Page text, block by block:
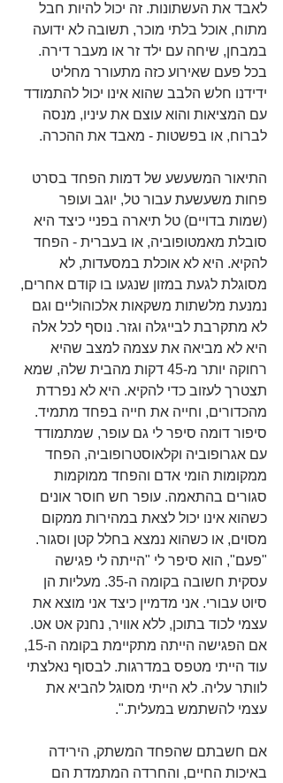
לאבד את העשתונות. זה יכול להיות חבל
מתוח, אוכל בלתי מוכר, תשובה לא ידועה
במבחן, שיחה עם ילד זר או מעבר דירה.
בכל פעם שאירוע כזה מתעורר מחליט
ידידנו חלש הלבב שהוא אינו יכול להתמודד
עם המציאות והוא עוצם את עיניו, מנסה
לברוח, או בפשטות - מאבד את ההכרה.
התיאור המשעשע של דמות הפחד בסרט
פחות משעשעת עבור טל, יוגב ועופר
(שמות בדויים) טל תיארה בפניי כיצד היא
סובלת מאמטופוביה, או בעברית - הפחד
להקיא. היא לא אוכלת במסעדות, לא
מסוגלת לגעת במזון שנגעו בו קודם אחרים,
נמנעת מלשתות משקאות אלכוהוליים וגם
לא מתקרבת לבייגלה וגזר. נוסף לכל אלה
היא לא מביאה את עצמה למצב שהיא
רחוקה יותר מ-45 דקות מהבית שלה, שמא
תצטרך לעזוב כדי להקיא. היא לא נפרדת
מהכדורים, וחייה את חייה בפחד מתמיד.
סיפור דומה סיפר לי גם עופר, שמתמודד
עם אגרופוביה וקלאוסטרופוביה, הפחד
ממקומות הומי אדם והפחד ממוקמות
סגורים בהתאמה. עופר חש חוסר אונים
כשהוא אינו יכול לצאת במהירות ממקום
מסוים, או כשהוא נמצא בחלל קטן וסגור.
"פעם", הוא סיפר לי "הייתה לי פגישה
עסקית חשובה בקומה ה-35. מעליות הן
סיוט עבורי. אני מדמיין כיצד אני מוצא את
עצמי לכוד בתוכן, ללא אוויר, נחנק אט אט.
אם הפגישה הייתה מתקיימת בקומה ה-15,
עוד הייתי מטפס במדרגות. לבסוף נאלצתי
לוותר עליה. לא הייתי מסוגל להביא את
עצמי להשתמש במעלית.".
אם חשבתם שהפחד המשתק, הירידה
באיכות החיים, והחרדה המתמדת הם